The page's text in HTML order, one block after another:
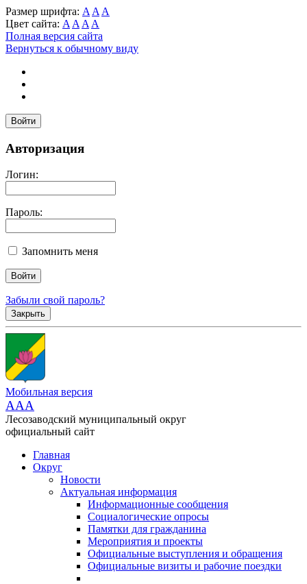
Размер шрифта: A A A
Цвет сайта: A A A A
Полная версия сайта
Вернуться к обычному виду
Войти
Авторизация
Логин:
Пароль:
Запомнить меня
Забыли свой пароль?
Закрыть
Мобильная версия
AAA
Лесозаводский муниципальный округ
официальный сайт
Главная
Округ
Новости
Актуальная информация
Информационные сообщения
Социалогические опросы
Памятки для гражданина
Мероприятия и проекты
Официальные выступления и обращения
Официальные визиты и рабочие поездки